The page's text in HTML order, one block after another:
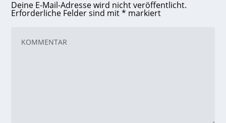
Deine E-Mail-Adresse wird nicht veröffentlicht.
Erforderliche Felder sind mit* markiert